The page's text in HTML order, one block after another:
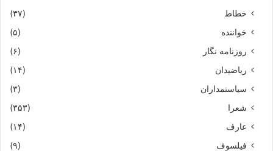
خطاط
(۳۷)
خواننده
(۵)
روزنامه نگار
(۶)
ریاضیدان
(۱۴)
سیاستمداران
(۳)
شعرا
(۳۵۳)
عارف
(۱۴)
فیلسوف
(۹)